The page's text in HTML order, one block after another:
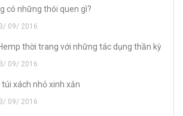
có những thói quen gì?
09/ 2016
thời trang với những tác dụng thần kỳ
09/ 2016
xách nhỏ xinh xắn
09/ 2016